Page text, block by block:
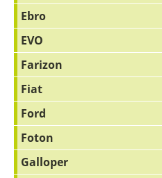
Ebro
EVO
Farizon
Fiat
Ford
Foton
Galloper